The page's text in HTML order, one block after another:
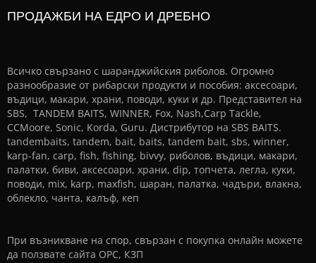
ПРОДАЖБИ НА ЕДРО И ДРЕБНО
Всичко свързано с шаранджийския риболов. Огромно
разнообразие от рибарски продукти и пособия: аксесоари,
въдици, макари, храни, поводи, куки и др. Представител на
SBS, TANDEM BAITS, WINNER, Fox, Nash,Carp Tackle,
CCMoore, Sonic, Korda, Guru. Дистрибутор на SBS BAITS.
tandembaits, tandem, bait, baits, tandem bait, sbs, winner,
karp-fan, carp, fish, fishing, bivvy, риболов, въдици, макари,
палатки, биви, аксесоари, храни, dip, топчета, легла, куки,
поводи, mix, karp, maxfish, шаран, палатка, чадъри, влакна,
облекло, чанта, калъф, кеп
При възникване на спор, свързан с покупка онлайн можете
да ползвате сайта ОРС, КЗП